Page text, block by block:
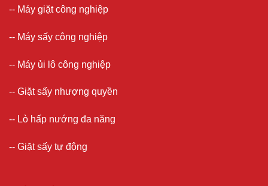
-- Máy giặt công nghiệp
-- Máy sấy công nghiệp
-- Máy ủi lô công nghiệp
-- Giặt sấy nhượng quyền
-- Lò hấp nướng đa năng
-- Giặt sấy tự động